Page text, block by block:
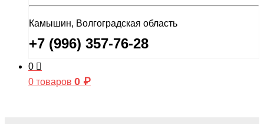
Камышин, Волгоградская область
+7 (996) 357-76-28
0
0 товаров 0 ₽